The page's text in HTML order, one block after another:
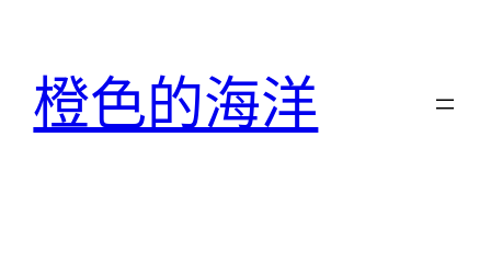
橙色的海洋